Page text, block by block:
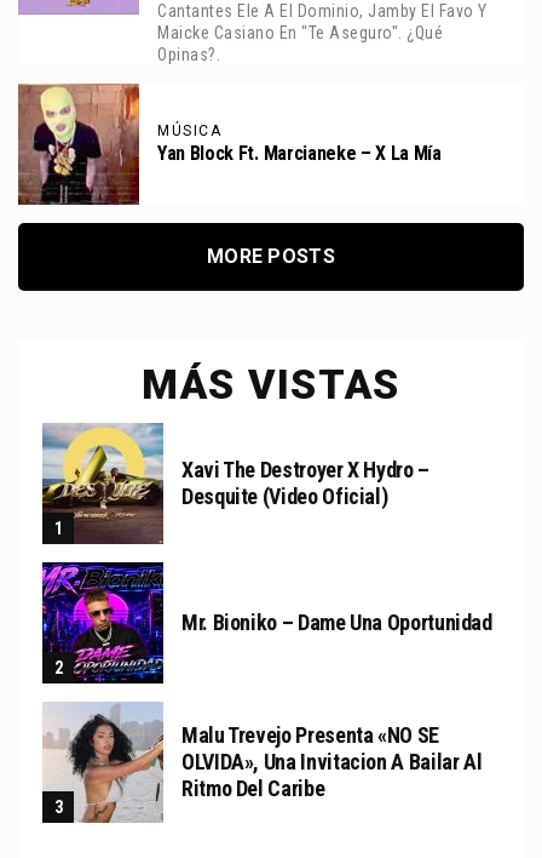
Cantantes Ele A El Dominio, Jamby El Favo Y
Maicke Casiano En "Te Aseguro". ¿Qué
Opinas?.
MÚSICA
Yan Block Ft. Marcianeke – X La Mía
MORE POSTS
MÁS VISTAS
Xavi The Destroyer X Hydro –
Desquite (Video Oficial)
Mr. Bioniko – Dame Una Oportunidad
Malu Trevejo Presenta «NO SE
OLVIDA», Una Invitacion A Bailar Al
Ritmo Del Caribe